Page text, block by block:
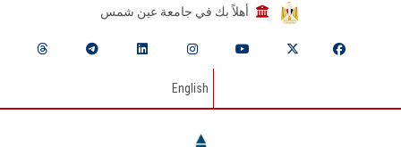
أهلاً بك في جامعة عين شمس
English